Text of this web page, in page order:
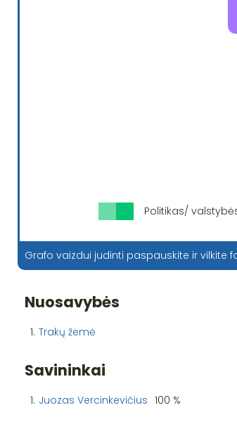
Politikas/
Grafo vaizdui judinti paspauskite ir vilkite
Nuosavybės
1. Trakų žemė
Savininkai
1. Juozas Vercinkevičius 100 %